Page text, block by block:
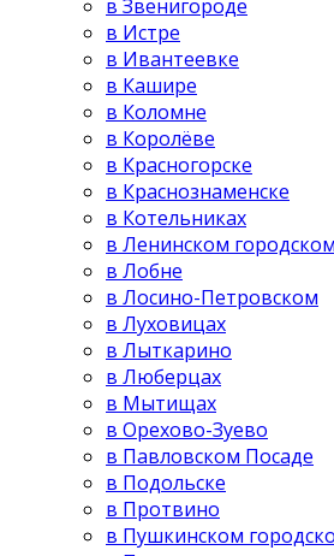
в Звенигороде
в Истре
в Ивантеевке
в Кашире
в Коломне
в Королёве
в Красногорске
в Краснознаменске
в Котельниках
в Ленинском
в Лобне
в Лосино-Петровском
в Луховицах
в Лыткарино
в Люберцах
в Мытищах
в Орехово-Зуево
в Павловском Посаде
в Подольске
в Протвино
в Пушкинском